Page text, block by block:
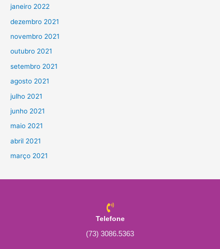
janeiro 2022
dezembro 2021
novembro 2021
outubro 2021
setembro 2021
agosto 2021
julho 2021
junho 2021
maio 2021
abril 2021
março 2021
Telefone
(73) 3086.5363